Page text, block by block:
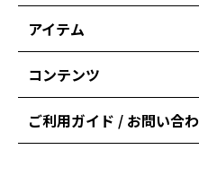
アイテム
コンテンツ
ご利用ガイド / お問い合